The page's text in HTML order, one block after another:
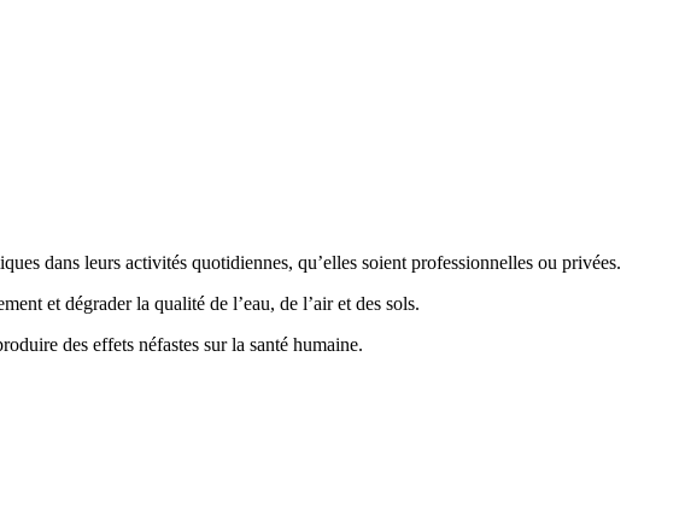
dans leurs activités quotidiennes, qu’elles soient professionnelles ou privées.
et dégrader la qualité de l’eau, de l’air et des sols.
des effets néfastes sur la santé humaine.